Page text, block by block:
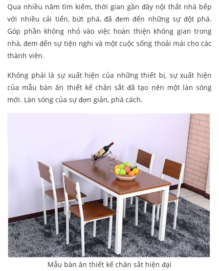
Qua nhiều năm tìm kiếm, thời gian gần đây nội thất nhà bếp
với nhiều cải tiến, bứt phá, đã đem đến những sự đột phá.
Góp phần không nhỏ vào việc hoàn thiện không gian trong
nhà, đem đến sự tiện nghi và một cuộc sống thoải mái cho các
thành viên.
Không phải là sự xuất hiện của những thiết bị, sự xuất hiện
của mẫu bàn ăn thiết kế chân sắt đã tạo nên một làn sóng
mới. Làn sóng của sự đơn giản, phá cách.
Mẫu bàn ăn thiết kế chân sắt hiện đại